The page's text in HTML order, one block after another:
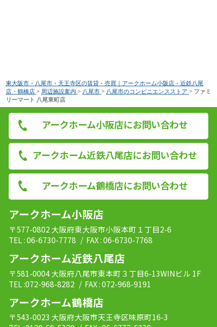
東大阪市・八尾市・天王寺区の賃貸・売買｜アークホーム小阪店・近鉄八尾
店・鶴橋店 > 周辺施設案内 > 八尾市 > 八尾市のコンビニエンスストア > ファミ
リーマート 八尾東町店
アークホーム小阪店にお問い合わせ
アークホーム近鉄八尾店にお問い合わせ
アークホーム鶴橋店にお問い合わせ
アークホーム小阪店
〒577-0802 大阪府東大阪市小阪本町１丁目2-6
TEL : 06-6730-7778 / FAX : 06-6730-7768
アークホーム近鉄八尾店
〒581-0004 大阪府八尾市東本町３丁目6-13WINビル 1F
TEL :072-968-8282 / FAX : 072-968-9191
アークホーム鶴橋店
〒543-0023 大阪府大阪市天王寺区味原町16-3